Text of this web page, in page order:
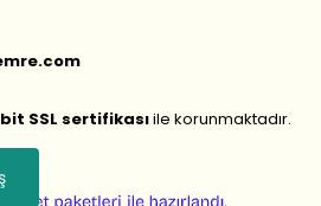
SSL sertifikasıile korunmaktadır.
e-